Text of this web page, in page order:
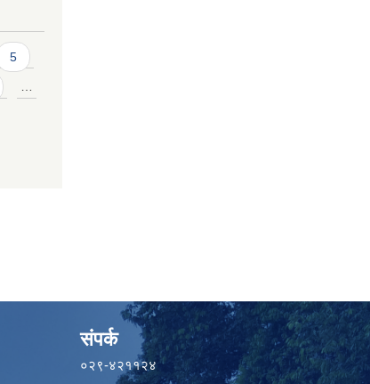
5
…
संपर्क
०२९-४२११२४